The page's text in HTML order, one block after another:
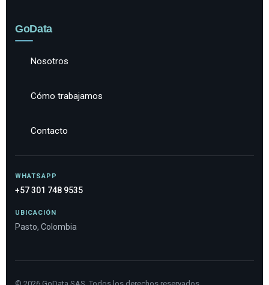
GoData
Nosotros
Cómo trabajamos
Contacto
WHATSAPP
+57 301 748 9535
UBICACIÓN
Pasto, Colombia